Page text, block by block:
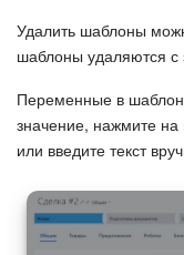
Битрикс24 в
Удалить шаблоны
шаблоны удаляются с
Переменные в
значение, нажмите
или введите текст